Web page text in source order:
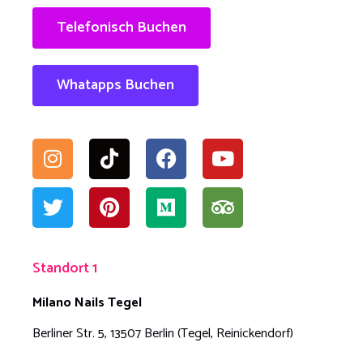
Telefonisch Buchen
Whatapps Buchen
Standort 1
Milano Nails Tegel
Berliner Str. 5, 13507 Berlin (Tegel, Reinickendorf)